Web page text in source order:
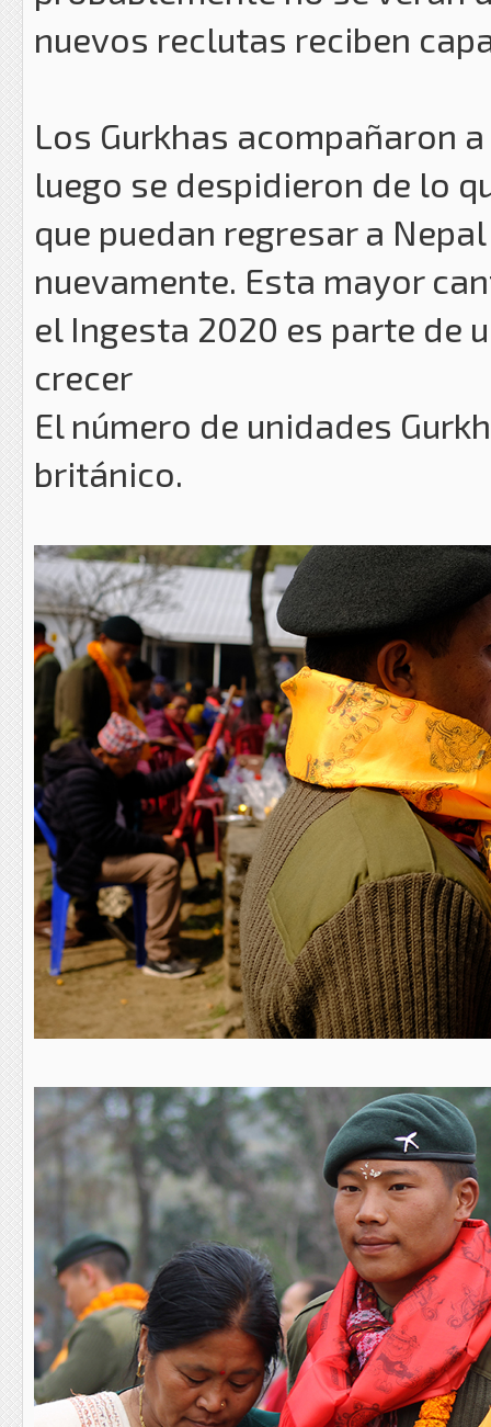
nuevos reclutas reciben
Los Gurkhas acompañaron
luego se despidieron de lo
que puedan regresar a
nuevamente. Esta mayor
el Ingesta 2020 es parte de
crecer
El número de unidades
británico.